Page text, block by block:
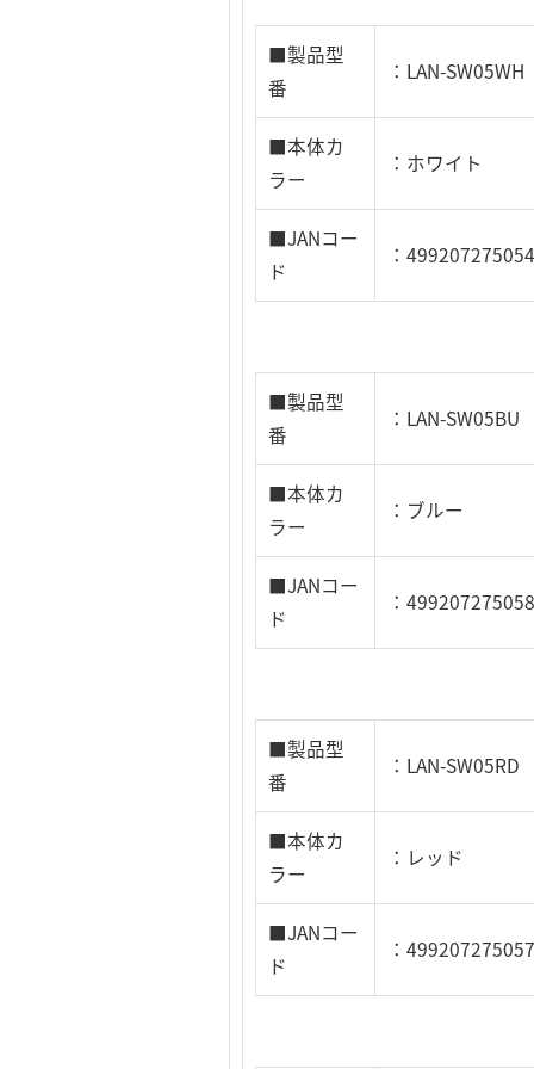
■製品型
番
：LAN-SW05WH
■本体カ
ラー
：ホワイト
■JANコー
ド
：
■製品型
番
：LAN-SW05BU
■本体カ
ラー
：ブルー
■JANコー
ド
：
■製品型
番
：LAN-SW05RD
■本体カ
ラー
：レッド
■JANコー
ド
：